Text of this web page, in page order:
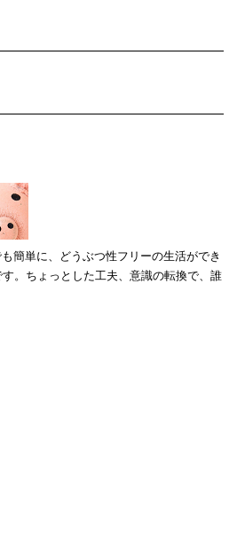
簡単に、どうぶつ性フリーの生活ができ
。ちょっとした工夫、意識の転換で、誰